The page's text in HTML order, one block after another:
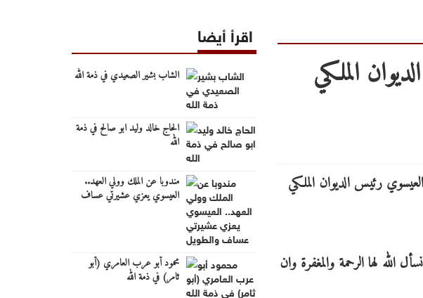
الملكي
لها الرحمة والمغفرة وان
اقرأ أيضا
الشاب بشير الصعيدي في ذمة الله
الحاج خالد وليد ابو صالح في ذمة
الله
مندوبا عن الملك وولي العهد..
العيسوي يعزي عشيرتي عساف
محمود أبو عرب العامري (أبو
ثامر) في ذمة الله